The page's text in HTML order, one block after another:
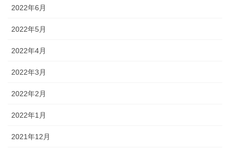
2022年6月
2022年5月
2022年4月
2022年3月
2022年2月
2022年1月
2021年12月